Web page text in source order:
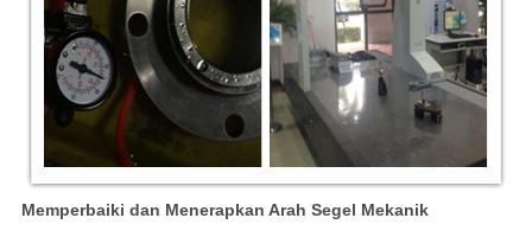
Memperbaiki dan Menerapkan Arah Segel Mekanik